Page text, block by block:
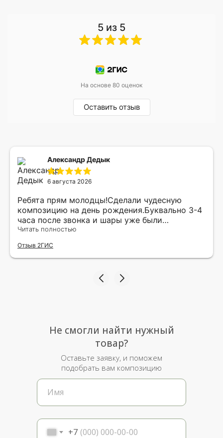
5 из 5
На основе 80 оценок
Оставить отзыв
Александр Дедык
6 августа 2026
Ребята прям молодцы!Сделали чудесную
композицию на день рождения.Буквально 3-4
часа после звонка и шары уже были
доставлены мне по адресу.Качество
рада.
Читать полностью
Отзыв 2ГИС
+7
Не смогли найти нужный
товар?
Оставьте заявку, и поможем
подобрать вам композицию